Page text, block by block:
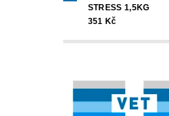
STRESS 1,5KG
351 Kč